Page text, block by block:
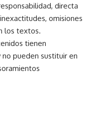
directa
omisiones
los textos.
tienen
pueden sustituir en